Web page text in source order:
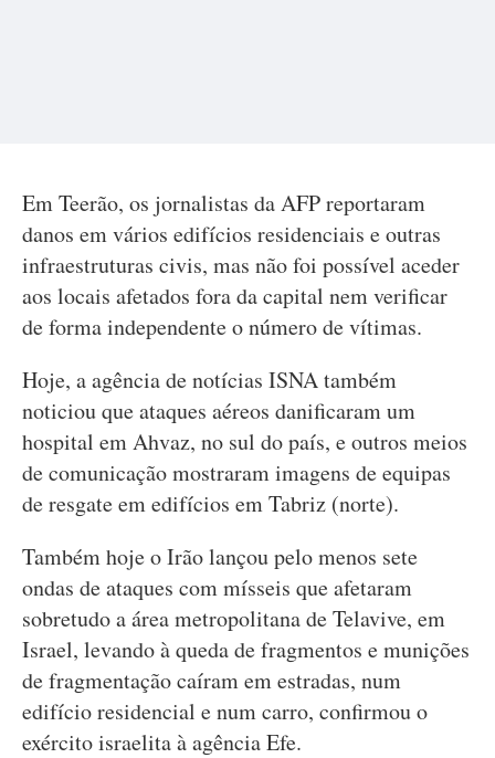
Em Teerão, os jornalistas da AFP reportaram
danos em vários edifícios residenciais e outras
infraestruturas civis, mas não foi possível aceder
aos locais afetados fora da capital nem verificar
de forma independente o número de vítimas.
Hoje, a agência de notícias ISNA também
noticiou que ataques aéreos danificaram um
hospital em Ahvaz, no sul do país, e outros meios
de comunicação mostraram imagens de equipas
de resgate em edifícios em Tabriz (norte).
Também hoje o Irão lançou pelo menos sete
ondas de ataques com mísseis que afetaram
sobretudo a área metropolitana de Telavive, em
Israel, levando à queda de fragmentos e munições
de fragmentação caíram em estradas, num
edifício residencial e num carro, confirmou o
exército israelita à agência Efe.